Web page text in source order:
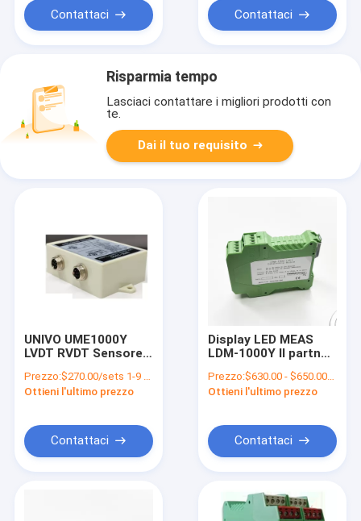
Contattaci
spostamento del
binario
segnale
Contattaci
Risparmia tempo
Lasciaci contattare i migliori prodotti con
te.
Dai il tuo requisito
UNIVO UME1000Y
LVDT RVDT Sensore a
Trasmettitore
differenziale per la
segnale
Prezzo:$270.00/sets 1-9 sets
Ottieni l'ultimo prezzo
Contattaci
Display LED MEAS
LDM-1000Y Il partner
misurazione dello
spostamento RVDT
Prezzo:$630.00 - $650.00/sets
Ottieni l'ultimo prezzo
Contattaci